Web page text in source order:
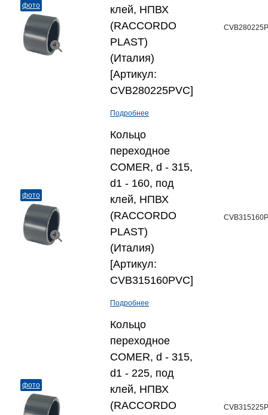
фото
клей, НПВХ
(RACCORDO
PLAST)
(Италия)
[Артикул:
CVB280225PVC]
Подробнее
фото
Кольцо
переходное
COMER, d - 315,
d1 - 160, под
клей, НПВХ
(RACCORDO
PLAST)
(Италия)
[Артикул:
CVB315160PVC]
Подробнее
фото
Кольцо
переходное
COMER, d - 315,
d1 - 225, под
клей, НПВХ
(RACCORDO